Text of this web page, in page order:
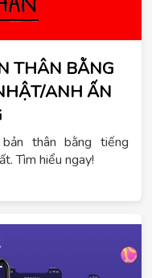
THÂN BẰNG
ANH ẤN
thân bằng tiếng
Tìm hiểu ngay!